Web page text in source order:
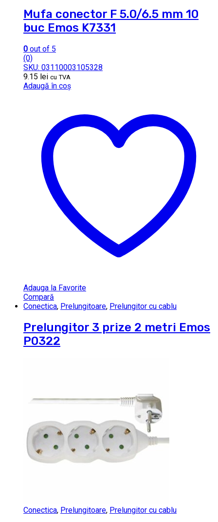
Mufa conector F 5.0/6.5 mm 10
buc Emos K7331
0 out of 5
(0)
SKU: 03110003105328
9.15 lei cu TVA
Adaugă în coș
Adauga la Favorite
Compară
Conectica, Prelungitoare, Prelungitor cu cablu
Prelungitor 3 prize 2 metri Emos
P0322
Conectica, Prelungitoare, Prelungitor cu cablu